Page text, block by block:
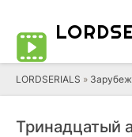
LORD
LORDSERIALS »
Тринадцатый